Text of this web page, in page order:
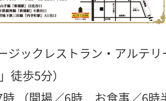
ックレストラン・アルテリ
徒歩5分）